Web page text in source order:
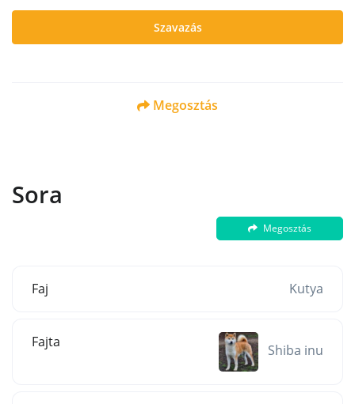
Szavazás
Megosztás
Sora
Megosztás
Faj Kutya
Fajta
Shiba inu